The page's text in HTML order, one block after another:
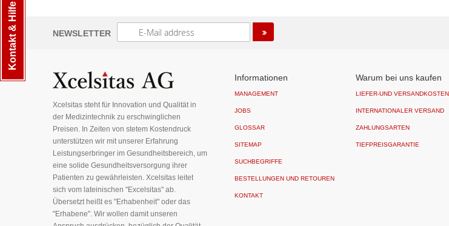
NEWSLETTER
Melden
Sie
unseren
Newsletter
an:
Xcelsitas steht für Innovation und Qualität in
der Medizintechnik zu erschwinglichen
Preisen. In Zeiten von stetem Kostendruck
unterstützen wir mit unserer Erfahrung
Leistungserbringer im Gesundheitsbereich, um
eine solide Gesundheitsversorgung ihrer
Patienten zu gewährleisten. Xcelsitas leitet
sich vom lateinischen "Excelsitas" ab.
Übersetzt heißt es "Erhabenheit" oder das
"Erhabene". Wir wollen damit unseren
Informationen
MANAGEMENT
JOBS
GLOSSAR
SITEMAP
SUCHBEGRIFFE
BESTELLUNGEN UND RETOUREN
KONTAKT
Warum bei uns kaufen
LIEFER-UND VERSANDKOSTEN
INTERNATIONALER VERSAND
ZAHLUNGSARTEN
TIEFPREISGARANTIE
Kontakt & Hilfe